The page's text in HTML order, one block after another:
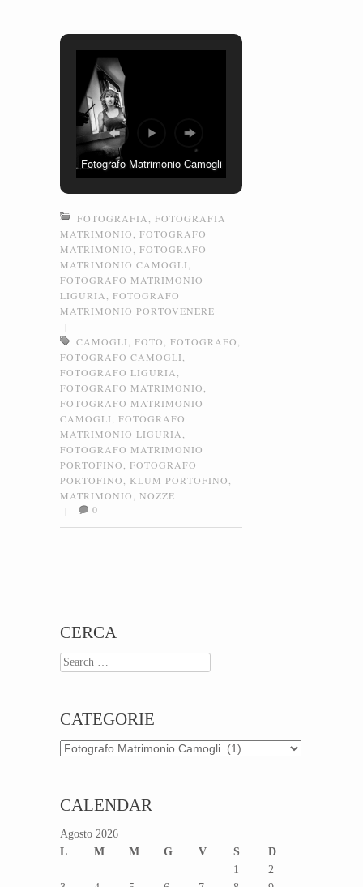
Fotografo Matrimonio Camogli
FOTOGRAFIA
FOTOGRAFIA
MATRIMONIO
FOTOGRAFO
MATRIMONIO
FOTOGRAFO
MATRIMONIO CAMOGLI
FOTOGRAFO MATRIMONIO
LIGURIA
FOTOGRAFO
MATRIMONIO PORTOVENERE
|
CAMOGLI
FOTO FOTOGRAFO
FOTOGRAFO CAMOGLI
FOTOGRAFO LIGURIA
FOTOGRAFO MATRIMONIO
FOTOGRAFO MATRIMONIO
CAMOGLI
FOTOGRAFO
MATRIMONIO LIGURIA
FOTOGRAFO MATRIMONIO
PORTOFINO
FOTOGRAFO
PORTOFINO
KLUM PORTOFINO
MATRIMONIO
NOZZE
|
0
CERCA
Search
CATEGORIE
Categorie
CALENDAR
Agosto 2026
L
M M G V S
D
1
2